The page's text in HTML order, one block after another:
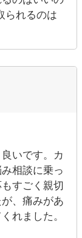
られるのは
いです。カ
相談に乗っ
すごく親切
、痛みがあ
れました。